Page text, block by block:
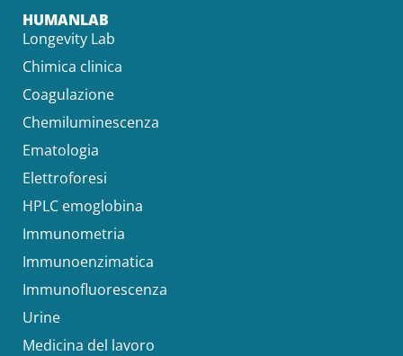
HUMANLAB
Longevity Lab
Chimica clinica
Coagulazione
Chemiluminescenza
Ematologia
Elettroforesi
HPLC emoglobina
Immunometria
Immunoenzimatica
Immunofluorescenza
Urine
Medicina del lavoro